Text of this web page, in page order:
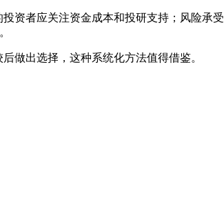
资者应关注资金成本和投研支持；风险承受
做出选择，这种系统化方法值得借鉴。